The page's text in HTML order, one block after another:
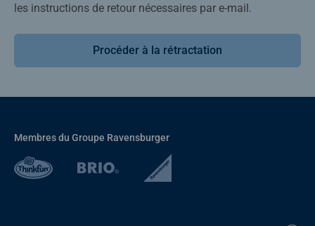
les instructions de retour nécessaires par e-mail.
Procéder à la rétractation
Membres du Groupe Ravensburger